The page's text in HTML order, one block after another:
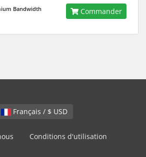
Bandwidth Commander
Français / $ USD
Conditions d'utilisation